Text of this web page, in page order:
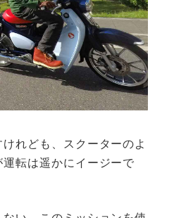
れども、スクーターのよ
転は遥かにイージーで